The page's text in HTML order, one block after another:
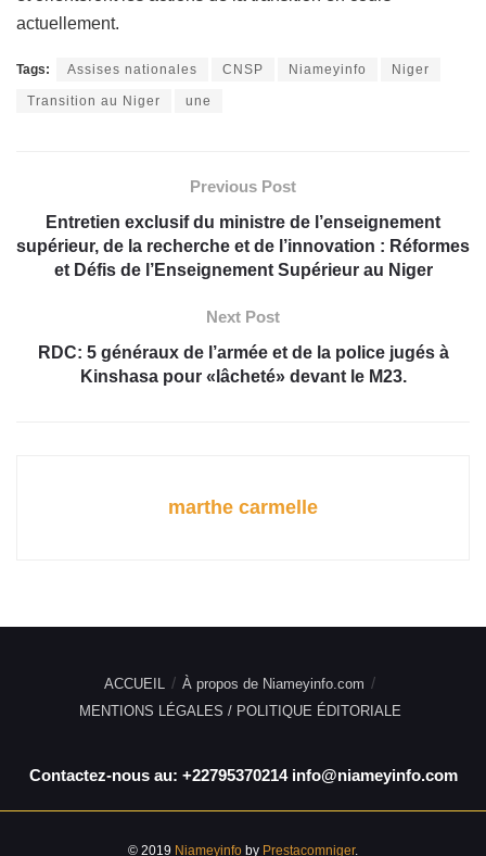
actuellement.
Tags: Assises nationales CNSP Niameyinfo Niger
Transition au Niger une
Previous Post
Entretien exclusif du ministre de l’enseignement
supérieur, de la recherche et de l’innovation : Réformes
et Défis de l’Enseignement Supérieur au Niger
Next Post
RDC: 5 généraux de l’armée et de la police jugés à
Kinshasa pour «lâcheté» devant le M23.
marthe carmelle
ACCUEIL
À propos de Niameyinfo.com
MENTIONS LÉGALES / POLITIQUE ÉDITORIALE
Contactez-nous au: +22795370214 info@niameyinfo.com
© 2019 Niameyinfo by Prestacomniger.